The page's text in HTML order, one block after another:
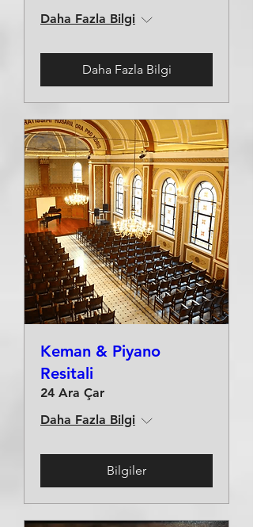
Daha Fazla Bilgi
Daha Fazla Bilgi
Keman & Piyano
Resitali
24 Ara Çar
Daha Fazla Bilgi
Bilgiler